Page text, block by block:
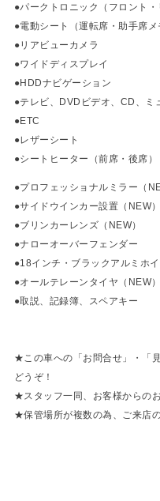
●パークトロニック（フロント・
●電動シート（運転席・助手席メ
●リアビューカメラ
●ワイドディスプレイ
●HDDナビゲーション
●テレビ、DVDビデオ、CD、
●ETC
●レザーシート
●シートヒーター（前席・後席）
●プロフェッショナルミラー（
●サイドウインカー設置（NEW）
●ブリンカーレンズ（NEW）
●ナローオーバーフェンダー
●18インチ・ブラックアルミホ
●オールテレーンタイヤ（NEW）
●取説、記録簿、スペアキー
★この車への「お問合せ」・「
どうぞ！
★スタッフ一同、お客様からの
★保管場所が複数の為、ご来店